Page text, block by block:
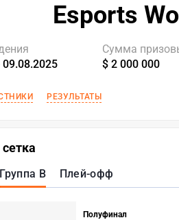
Esports
Сумма
$ 2 000 000
РЕЗУЛЬТАТЫ
Группа B Плей-офф
Полуфинал